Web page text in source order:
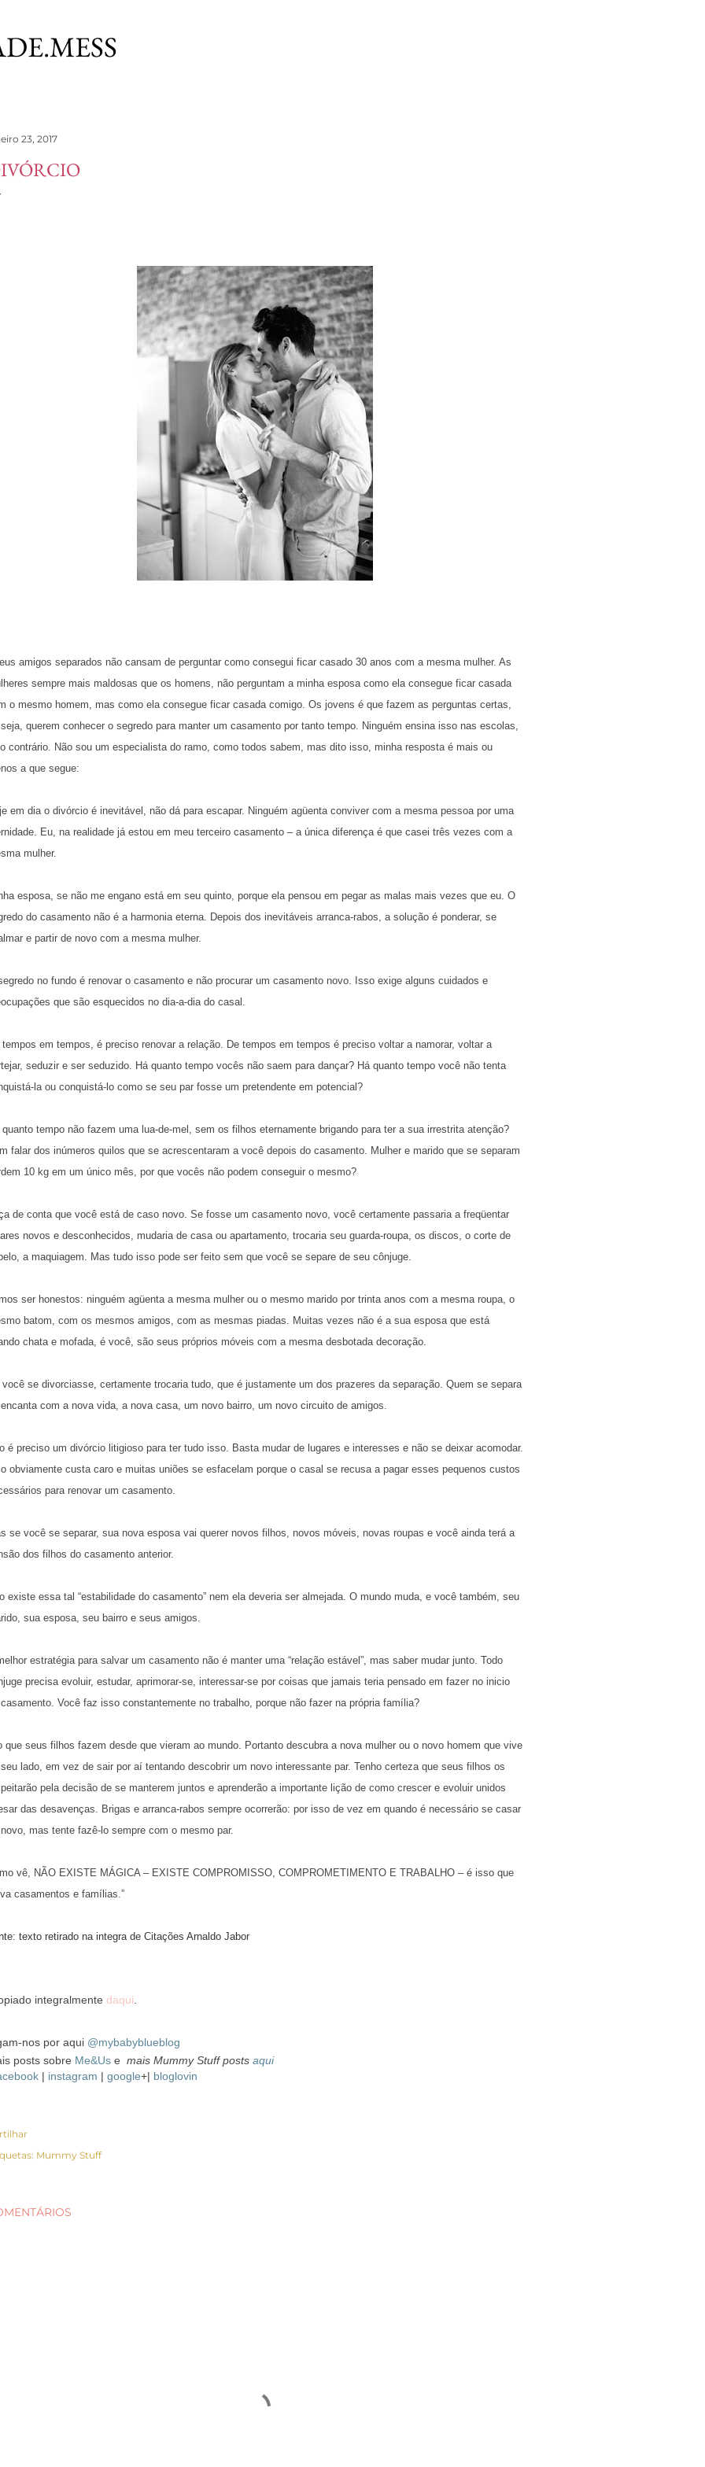
23, 2017
amigos separados não cansam de perguntar como consegui ficar casado 30 anos com a mesma mulher. As
sempre mais maldosas que os homens, não perguntam a minha esposa como ela consegue ficar casada
o mesmo homem, mas como ela consegue ficar casada comigo. Os jovens é que fazem as perguntas certas,
querem conhecer o segredo para manter um casamento por tanto tempo. Ninguém ensina isso nas escolas,
contrário. Não sou um especialista do ramo, como todos sabem, mas dito isso, minha resposta é mais ou
a que segue:
em dia o divórcio é inevitável, não dá para escapar. Ninguém agüenta conviver com a mesma pessoa por uma
Eu, na realidade já estou em meu terceiro casamento – a única diferença é que casei três vezes com a
mulher.
esposa, se não me engano está em seu quinto, porque ela pensou em pegar as malas mais vezes que eu. O
do casamento não é a harmonia eterna. Depois dos inevitáveis arranca-rabos, a solução é ponderar, se
e partir de novo com a mesma mulher.
no fundo é renovar o casamento e não procurar um casamento novo. Isso exige alguns cuidados e
que são esquecidos no dia-a-dia do casal.
tempos em tempos, é preciso renovar a relação. De tempos em tempos é preciso voltar a namorar, voltar a
seduzir e ser seduzido. Há quanto tempo vocês não saem para dançar? Há quanto tempo você não tenta
la ou conquistá-lo como se seu par fosse um pretendente em potencial?
quanto tempo não fazem uma lua-de-mel, sem os filhos eternamente brigando para ter a sua irrestrita atenção?
falar dos inúmeros quilos que se acrescentaram a você depois do casamento. Mulher e marido que se separam
10 kg em um único mês, por que vocês não podem conseguir o mesmo?
de conta que você está de caso novo. Se fosse um casamento novo, você certamente passaria a freqüentar
novos e desconhecidos, mudaria de casa ou apartamento, trocaria seu guarda-roupa, os discos, o corte de
a maquiagem. Mas tudo isso pode ser feito sem que você se separe de seu cônjuge.
ser honestos: ninguém agüenta a mesma mulher ou o mesmo marido por trinta anos com a mesma roupa, o
batom, com os mesmos amigos, com as mesmas piadas. Muitas vezes não é a sua esposa que está
chata e mofada, é você, são seus próprios móveis com a mesma desbotada decoração.
você se divorciasse, certamente trocaria tudo, que é justamente um dos prazeres da separação. Quem se separa
com a nova vida, a nova casa, um novo bairro, um novo circuito de amigos.
é preciso um divórcio litigioso para ter tudo isso. Basta mudar de lugares e interesses e não se deixar acomodar.
obviamente custa caro e muitas uniões se esfacelam porque o casal se recusa a pagar esses pequenos custos
para renovar um casamento.
se você se separar, sua nova esposa vai querer novos filhos, novos móveis, novas roupas e você ainda terá a
dos filhos do casamento anterior.
existe essa tal “estabilidade do casamento” nem ela deveria ser almejada. O mundo muda, e você também, seu
sua esposa, seu bairro e seus amigos.
estratégia para salvar um casamento não é manter uma “relação estável”, mas saber mudar junto. Todo
precisa evoluir, estudar, aprimorar-se, interessar-se por coisas que jamais teria pensado em fazer no inicio
Você faz isso constantemente no trabalho, porque não fazer na própria família?
que seus filhos fazem desde que vieram ao mundo. Portanto descubra a nova mulher ou o novo homem que vive
lado, em vez de sair por aí tentando descobrir um novo interessante par. Tenho certeza que seus filhos os
pela decisão de se manterem juntos e aprenderão a importante lição de como crescer e evoluir unidos
das desavenças. Brigas e arranca-rabos sempre ocorrerão: por isso de vez em quando é necessário se casar
mas tente fazê-lo sempre com o mesmo par.
vê, NÃO EXISTE MÁGICA – EXISTE COMPROMISSO, COMPROMETIMENTO E TRABALHO – é isso que
casamentos e famílias.”
texto retirado na integra de Citações Arnaldo Jabor
integralmente daqui
nos por aqui @mybabyblueblog
posts sobre Me&Us e mais Mummy Stuff posts aqui
| instagram | google+| bloglovin
Mummy Stuff